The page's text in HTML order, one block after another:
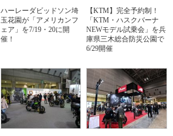
ハーレーダビッドソン埼
玉花園が「アメリカンフ
ェア」を7/19・20に開
催！
【KTM】完全予約制！
「KTM・ハスクバーナ
NEWモデル試乗会」を兵
庫県三木総合防災公園で
6/29開催